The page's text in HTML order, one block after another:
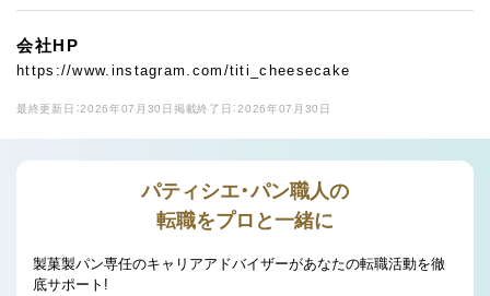
会社HP
https://www.instagram.com/titi_cheesecake
最終更新日：2026年07月30日 掲載終了日：2026年07月30日
パティシエ・パン職人の
転職をプロと一緒に
製菓製パン専任のキャリアアドバイザーがあなたの転職活動を徹
底サポート!